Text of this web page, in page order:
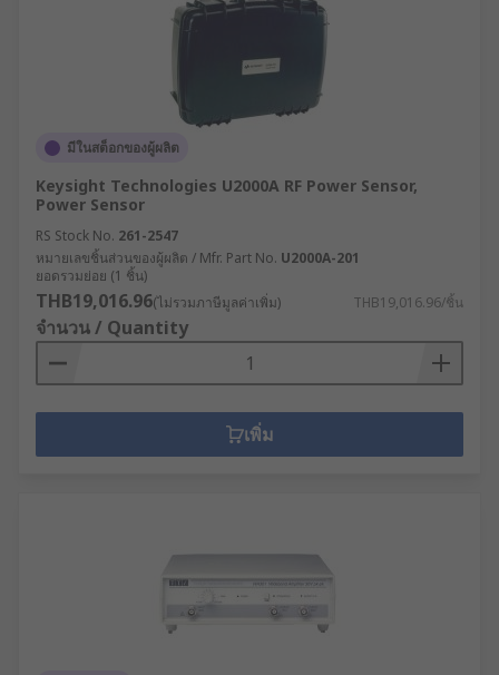
มีในสต็อกของผู้ผลิต
Keysight Technologies U2000A RF Power Sensor,
Power Sensor
RS Stock No. 261-2547
หมายเลขชิ้นส่วนของผู้ผลิต / Mfr. Part No. U2000A-201
ยอดรวมย่อย (1 ชิ้น)
THB19,016.96(ไม่รวมภาษีมูลค่าเพิ่ม) THB19,016.96/ชิ้น
จำนวน / Quantity
เพิ่ม